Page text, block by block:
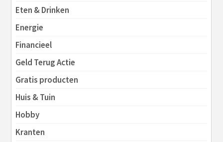
Eten & Drinken
Energie
Financieel
Geld Terug Actie
Gratis producten
Huis & Tuin
Hobby
Kranten